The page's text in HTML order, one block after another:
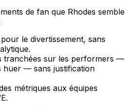
de fan que Rhodes semble
le divertissement, sans
tranchées sur les performers —
huer — sans justification
métriques aux équipes